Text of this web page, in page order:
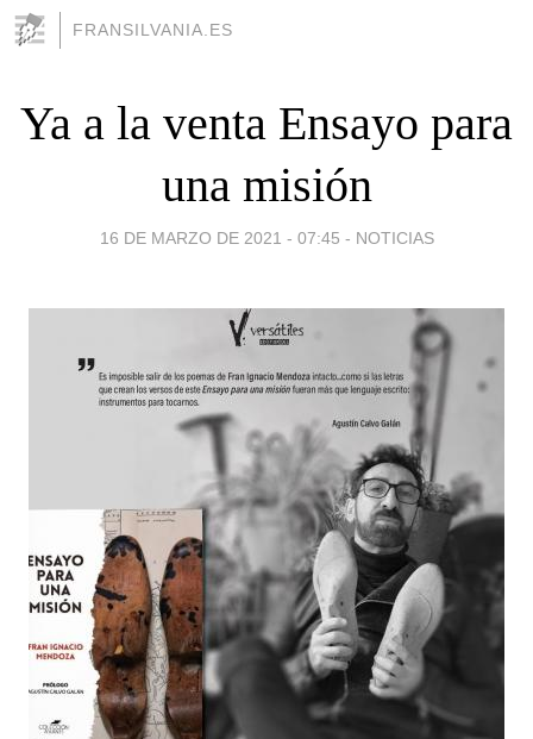
FRANSILVANIA.ES
Ya a la venta Ensayo para
una misión
16 DE MARZO DE 2021 - 07:45 - NOTICIAS